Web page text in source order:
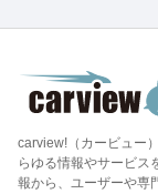
carview!（カービュー
らゆる情報やサービス
報から、ユーザーや専